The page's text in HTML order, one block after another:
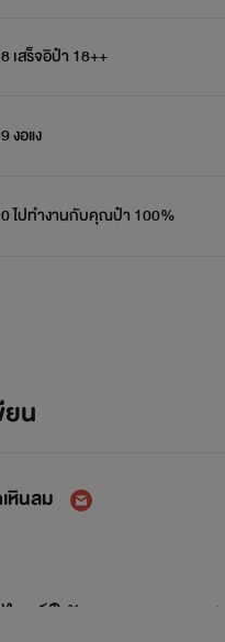
สุดท้ายนี้ขออนุญาตแปะลง
เสร็จอิป๋า 18++
งอแง
ไปทำงานกับคุณป๋า 100%
ยน
หินลม